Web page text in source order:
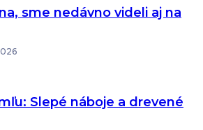
sme nedávno videli aj na
Slepé náboje a drevené